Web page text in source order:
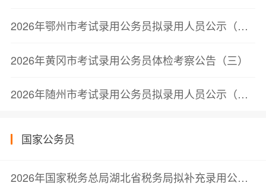
2026年鄂州市考试录用公务员拟录用人员公示（第三批）
2026年黄冈市考试录用公务员体检考察公告（三）
2026年随州市考试录用公务员拟录用人员公示（第三批）
国家公务员
2026年国家税务总局湖北省税务局拟补充录用公务员公示公告（第一批）